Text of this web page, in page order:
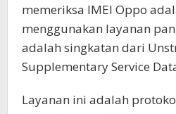
memeriksa IMEI Oppo
menggunakan layanan
adalah singkatan dari
Supplementary Service
Layanan ini adalah